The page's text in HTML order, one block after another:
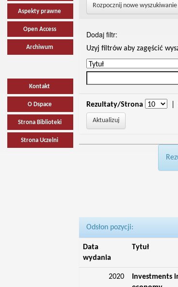
Aspekty prawne
Open Access
Archiwum
Kontakt
O Dspace
Strona Biblioteki
Strona Uczelni
Rozpocznij nowe wyszukiwanie
Dodaj filtr:
Uzyj filtrów aby zagęścić
Rezultaty/Strona
Odsłon pozycji:
Data
wydania
Tytuł
2020
Investments